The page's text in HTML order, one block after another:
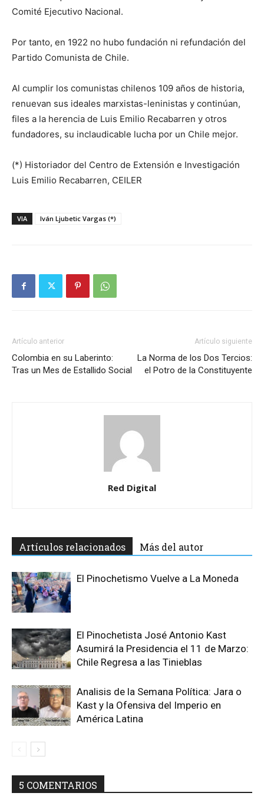
Comité Ejecutivo Nacional.
Por tanto, en 1922 no hubo fundación ni refundación del
Partido Comunista de Chile.
Al cumplir los comunistas chilenos 109 años de historia,
renuevan sus ideales marxistas-leninistas y continúan,
files a la herencia de Luis Emilio Recabarren y otros
fundadores, su inclaudicable lucha por un Chile mejor.
(*) Historiador del Centro de Extensión e Investigación
Luis Emilio Recabarren, CEILER
VIA Iván Ljubetic Vargas (*)
Artículo anterior
Colombia en su Laberinto:
Tras un Mes de Estallido Social
Artículo siguiente
La Norma de los Dos Tercios:
el Potro de la Constituyente
Red Digital
Artículos relacionados Más del autor
El Pinochetismo Vuelve a La Moneda
El Pinochetista José Antonio Kast
Asumirá la Presidencia el 11 de Marzo:
Chile Regresa a las Tinieblas
Analisis de la Semana Política: Jara o
Kast y la Ofensiva del Imperio en
América Latina
5 COMENTARIOS